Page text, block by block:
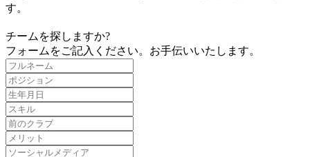
す。
チームを探しますか?
フォームをご記入ください。お手伝いいたします。